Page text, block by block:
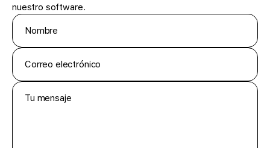
nuestro software.